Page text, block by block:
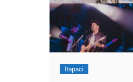
Itapaci